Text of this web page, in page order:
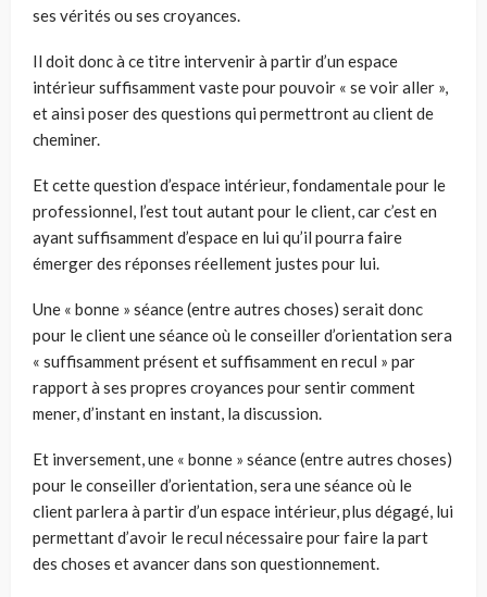
ses vérités ou ses croyances.
Il doit donc à ce titre intervenir à partir d’un espace
intérieur suffisamment vaste pour pouvoir « se voir aller »,
et ainsi poser des questions qui permettront au client de
cheminer.
Et cette question d’espace intérieur, fondamentale pour le
professionnel, l’est tout autant pour le client, car c’est en
ayant suffisamment d’espace en lui qu’il pourra faire
émerger des réponses réellement justes pour lui.
Une « bonne » séance (entre autres choses) serait donc
pour le client une séance où le conseiller d’orientation sera
« suffisamment présent et suffisamment en recul » par
rapport à ses propres croyances pour sentir comment
mener, d’instant en instant, la discussion.
Et inversement, une « bonne » séance (entre autres choses)
pour le conseiller d’orientation, sera une séance où le
client parlera à partir d’un espace intérieur, plus dégagé, lui
permettant d’avoir le recul nécessaire pour faire la part
des choses et avancer dans son questionnement.